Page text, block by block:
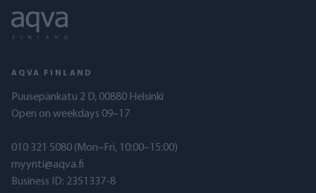
AQVA FINLAND
Puusepänkatu 2 D, 00880 Helsinki
Open on weekdays 09–17
010 321 5080 (Mon–Fri, 10:00–15:00)
myynti@aqva.fi
Business ID: 2351337-8